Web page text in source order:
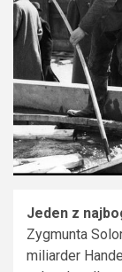
Jeden z
Zygmunta
miliarder